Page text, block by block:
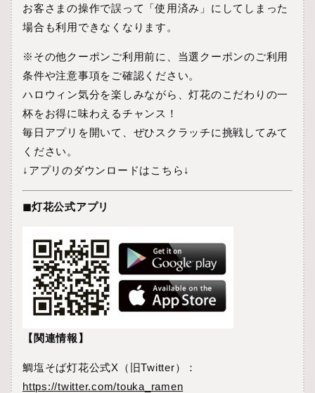
お客さまの操作で誤って「使用済み」にしてしまった
場合も利用できなくなります。
※その他クーポンご利用前に、当選クーポンのご利用
条件や注意事項をご確認ください。
ハロウィン気分を楽しみながら、灯花のこだわりの一
杯をお得に味わえるチャンス！
毎日アプリを開いて、ぜひスクラッチに挑戦してみて
ください。
↓アプリのダウンロードはこちら↓
◼︎灯花公式アプリ
【関連情報】
鯛塩そば灯花公式X（旧Twitter）：
https://twitter.com/touka_ramen